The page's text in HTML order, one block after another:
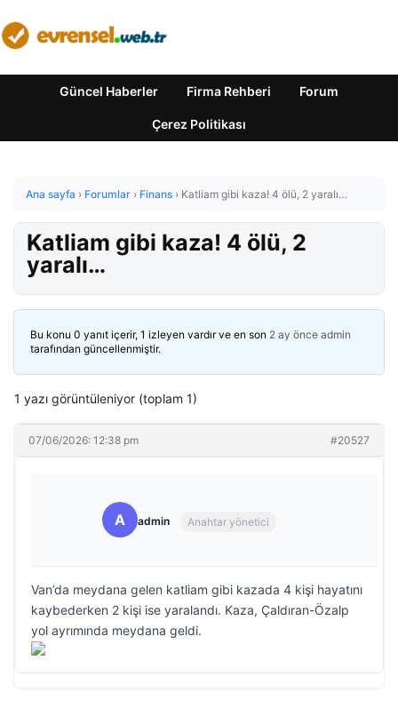
Güncel Haberler Firma Rehberi Forum
Çerez Politikası
Ana sayfa › Forumlar › Finans › Katliam gibi kaza! 4 ölü, 2 yaralı…
Katliam gibi kaza! 4 ölü, 2
yaralı…
Bu konu 0 yanıt içerir, 1 izleyen vardır ve en son 2 ay önce admin
tarafından güncellenmiştir.
1 yazı görüntüleniyor (toplam 1)
07/06/2026: 12:38 pm #20527
A admin Anahtar yönetici
Van’da meydana gelen katliam gibi kazada 4 kişi hayatını
kaybederken 2 kişi ise yaralandı. Kaza, Çaldıran-Özalp
yol ayrımında meydana geldi.